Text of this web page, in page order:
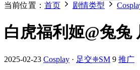
当前位置： 首页 剧情类型
白虎福利姬@兔兔
2025-02-23 Cosplay · 足交❈SM 9 推广